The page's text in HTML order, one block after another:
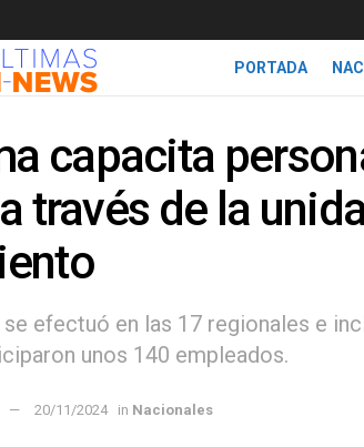
PORTADA
capacita
través de la
efectuó en las 17 regionales e
unos 140 empleados.
20/11/2024 in Nacionales